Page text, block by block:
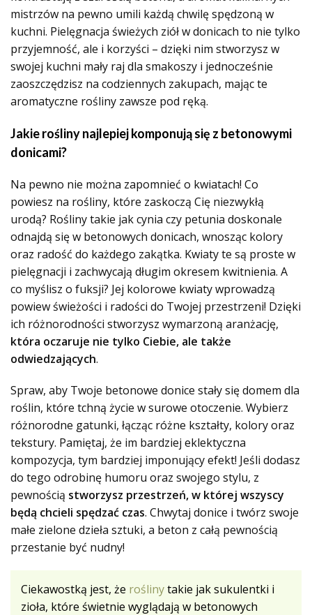
mistrzów na pewno umili każdą chwilę spędzoną w
kuchni. Pielęgnacja świeżych ziół w donicach to nie tylko
przyjemność, ale i korzyści – dzięki nim stworzysz w
swojej kuchni mały raj dla smakoszy i jednocześnie
zaoszczędzisz na codziennych zakupach, mając te
aromatyczne rośliny zawsze pod ręką.
Jakie rośliny najlepiej komponują się z betonowymi
donicami?
Na pewno nie można zapomnieć o kwiatach! Co
powiesz na rośliny, które zaskoczą Cię niezwykłą
urodą? Rośliny takie jak cynia czy petunia doskonale
odnajdą się w betonowych donicach, wnosząc kolory
oraz radość do każdego zakątka. Kwiaty te są proste w
pielęgnacji i zachwycają długim okresem kwitnienia. A
co myślisz o fuksji? Jej kolorowe kwiaty wprowadzą
powiew świeżości i radości do Twojej przestrzeni! Dzięki
ich różnorodności stworzysz wymarzoną aranżację,
która oczaruje nie tylko Ciebie, ale także
odwiedzających.
Spraw, aby Twoje betonowe donice stały się domem dla
roślin, które tchną życie w surowe otoczenie. Wybierz
różnorodne gatunki, łącząc różne kształty, kolory oraz
tekstury. Pamiętaj, że im bardziej eklektyczna
kompozycja, tym bardziej imponujący efekt! Jeśli dodasz
do tego odrobinę humoru oraz swojego stylu, z
pewnością stworzysz przestrzeń, w której wszyscy
będą chcieli spędzać czas. Chwytaj donice i twórz swoje
małe zielone dzieła sztuki, a beton z całą pewnością
przestanie być nudny!
Ciekawostką jest, że roślinytakie jak sukulentki i
zioła, które świetnie wyglądają w betonowych